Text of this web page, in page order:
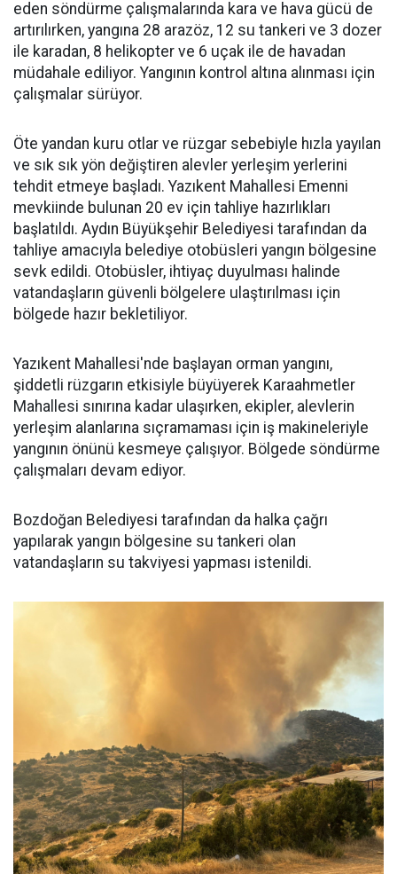
eden söndürme çalışmalarında kara ve hava gücü de
artırılırken, yangına 28 arazöz, 12 su tankeri ve 3 dozer
ile karadan, 8 helikopter ve 6 uçak ile de havadan
müdahale ediliyor. Yangının kontrol altına alınması için
çalışmalar sürüyor.
Öte yandan kuru otlar ve rüzgar sebebiyle hızla yayılan
ve sık sık yön değiştiren alevler yerleşim yerlerini
tehdit etmeye başladı. Yazıkent Mahallesi Emenni
mevkiinde bulunan 20 ev için tahliye hazırlıkları
başlatıldı. Aydın Büyükşehir Belediyesi tarafından da
tahliye amacıyla belediye otobüsleri yangın bölgesine
sevk edildi. Otobüsler, ihtiyaç duyulması halinde
vatandaşların güvenli bölgelere ulaştırılması için
bölgede hazır bekletiliyor.
Yazıkent Mahallesi'nde başlayan orman yangını,
şiddetli rüzgarın etkisiyle büyüyerek Karaahmetler
Mahallesi sınırına kadar ulaşırken, ekipler, alevlerin
yerleşim alanlarına sıçramaması için iş makineleriyle
yangının önünü kesmeye çalışıyor. Bölgede söndürme
çalışmaları devam ediyor.
Bozdoğan Belediyesi tarafından da halka çağrı
yapılarak yangın bölgesine su tankeri olan
vatandaşların su takviyesi yapması istenildi.